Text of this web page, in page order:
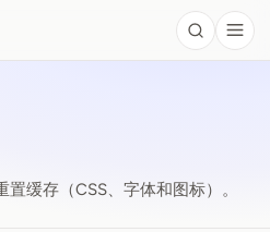
Search
缓存（CSS、字体和图标）。